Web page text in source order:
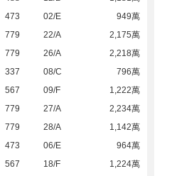
473 02/E
949萬
779 22/A
2,175萬
779 26/A
2,218萬
337 08/C
796萬
567 09/F
1,222萬
779 27/A
2,234萬
779 28/A
1,142萬
473 06/E
964萬
567 18/F
1,224萬